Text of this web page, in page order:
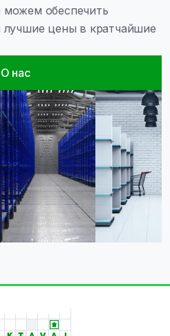
обеспечить
лучшие цены в кратчайшие
О нас